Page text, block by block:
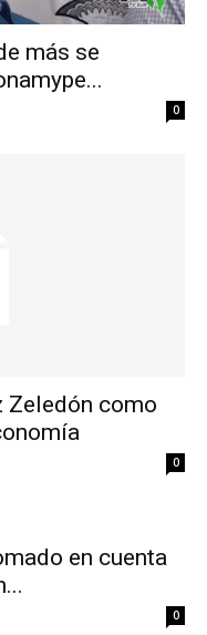
más se
0
Zeledón como
0
en cuenta
0